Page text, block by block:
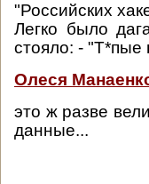
"Российских
Легко было
стояло: - "Т*пые
Олеся
это ж разве
данные...